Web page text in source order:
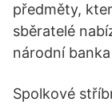
předměty,
sběratelé
národní
Spolkové